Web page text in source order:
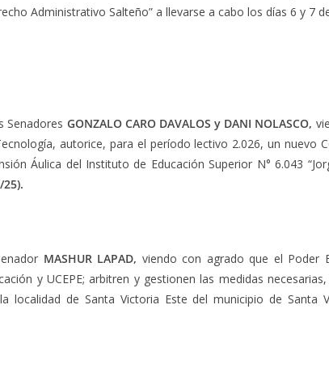
Administrativo Salteño” a llevarse a cabo los días 6 y 7
Senadores GONZALO CARO DAVALOS y DANI NOLASCO,
autorice, para el período lectivo 2.026, un
Áulica del Instituto de Educación Superior N° 6.043
25).
MASHUR LAPAD, viendo con agrado que el Poder
y UCEPE; arbitren y gestionen las medidas
localidad de Santa Victoria Este del municipio de Santa